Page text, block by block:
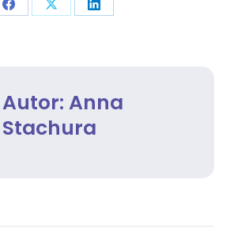
Share Share Share
Autor: Anna
Stachura